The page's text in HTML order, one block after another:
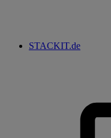
STACKIT.de